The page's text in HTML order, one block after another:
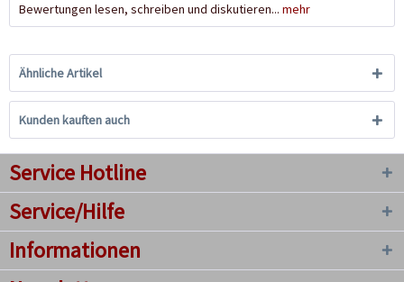
Bewertungen lesen, schreiben und diskutieren... mehr
Ähnliche Artikel
Kunden kauften auch
Service Hotline
Service/Hilfe
Informationen